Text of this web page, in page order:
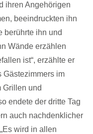
ihren Angehörigen
beeindruckten ihn
berührte ihn und
Wände erzählen
ist“, erzählte er
Gästezimmers im
Grillen und
endete der dritte Tag
auch nachdenklicher
wird in allen